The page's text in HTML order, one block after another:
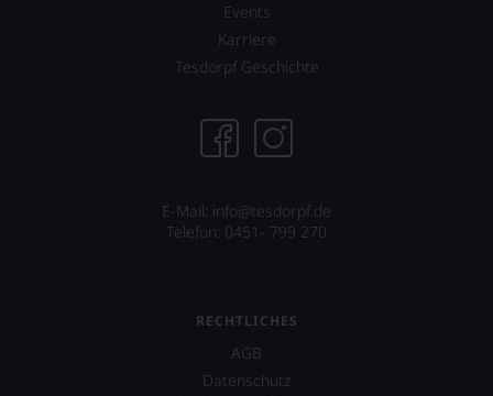
Events
Karriere
Tesdorpf Geschichte
E-Mail: info@tesdorpf.de
Telefon: 0451- 799 270
RECHTLICHES
AGB
Datenschutz